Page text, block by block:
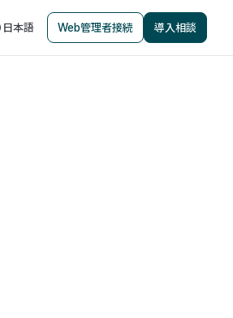
日本語 Web管理者接続 導入相談